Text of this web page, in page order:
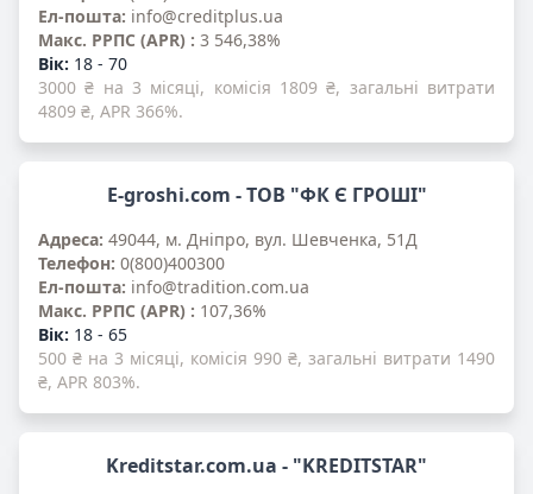
Ел-пошта: info@creditplus.ua
Mакс. PPПС (APR) : 3 546,38%
Вік: 18 - 70
3000 ₴ на 3 місяці, комісія 1809 ₴, загальні витрати
4809 ₴, APR 366%.
E-groshi.com - ТОВ "ФК Є ГРОШІ"
Адреса: 49044, м. Дніпро, вул. Шевченка, 51Д
Телефон: 0(800)400300
Ел-пошта: info@tradition.com.ua
Mакс. PPПС (APR) : 107,36%
Вік: 18 - 65
500 ₴ на 3 місяці, комісія 990 ₴, загальні витрати 1490
₴, APR 803%.
Kreditstar.com.ua - "KREDITSTAR"